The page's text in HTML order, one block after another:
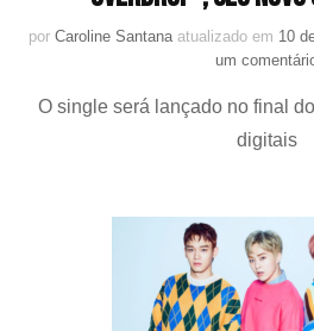
por Caroline Santana atualizado em 10
um
O single será lançado no final
digitais